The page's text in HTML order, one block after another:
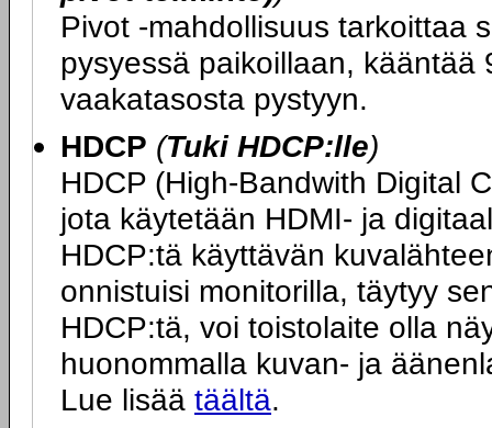
Pivot -mahdollisuus tarkoittaa
pysyessä paikoillaan,
vaakatasosta pystyyn.
HDCP (Tuki HDCP:lle)
HDCP (High-Bandwith Digital
jota käytetään HDMI- ja
HDCP:tä käyttävän
onnistuisi monitorilla, täytyy
HDCP:tä, voi toistolaite olla
huonommalla kuvan- ja
Lue lisää täältä.